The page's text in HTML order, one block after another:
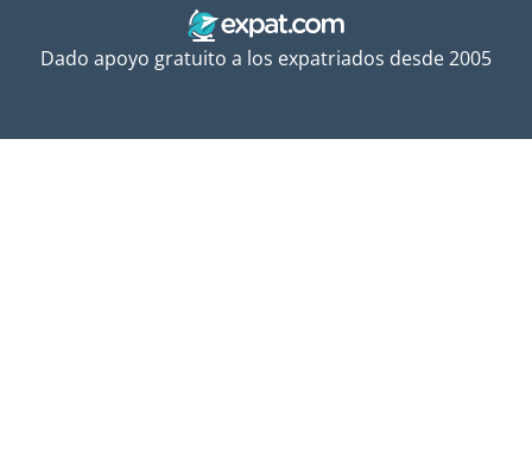
Dado apoyo gratuito a los expatriados desde 2005